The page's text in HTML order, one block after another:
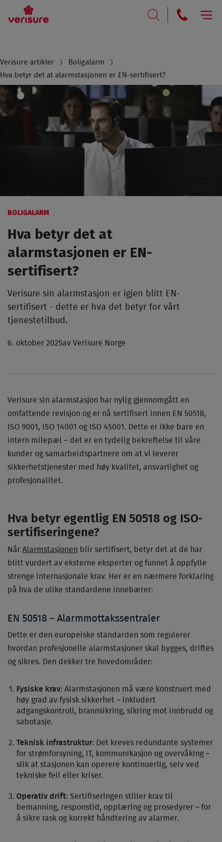
Breadcrumb
Verisure artikler
Boligalarm
Hva betyr det at alarmstasjonen er EN-sertifisert?
BOLIGALARM
Hva betyr det at
alarmstasjonen er EN-
sertifisert?
Verisure sin alarmstasjon er igjen blitt EN-
sertifisert - dette er hva det betyr for vårt
tjenestetilbud.
6. oktober 2025av Verisure Norge
Verisure sin alarmstasjon har nylig gjennomgått en
omfattende revisjon og er nå sertifisert innen EN 50518,
ISO 9001, ISO 14001 og ISO 45001. Dette er ikke bare en
intern milepæl – det er en tydelig bekreftelse til våre
kunder og samarbeidspartnere om at vi leverer
sikkerhetstjenester med høy kvalitet, ansvarlighet og
profesjonalitet.
Hva betyr egentlig EN 50518 og ISO-
sertifiseringene?
Når Alarmstasjonen blir sertifisert, betyr det at de har
blitt vurdert av eksterne eksperter og funnet å oppfylle
strenge internasjonale krav. Her er en nærmere forklaring
på hva de ulike standardene innebærer:
EN 50518 – Alarmmottakssentraler
Dette er den europeiske standarden som regulerer
hvordan profesjonelle alarmstasjoner skal bygges, driftes
og sikres. Den dekker tre hovedområder:
Fysiske krav: Alarmstasjonen må være konstruert med
høy grad av fysisk sikkerhet – inkludert
adgangskontroll, brannsikring, sikring mot innbrudd og
sabotasje.
Teknisk infrastruktur: Det kreves redundante systemer
for strømforsyning, IT, kommunikasjon og overvåking –
slik at stasjonen kan operere kontinuerlig, selv ved
tekniske feil eller kriser.
Operativ drift: Sertifiseringen stiller krav til
bemanning, responstid, opplæring og prosedyrer – for
å sikre rask og korrekt håndtering av alarmer.